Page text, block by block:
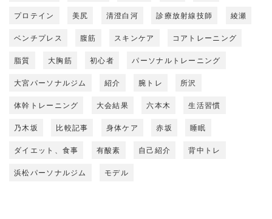
プロテイン 美尻 清澄白河 診療放射線技師 綾瀬
ベンチプレス 腹筋 スキンケア コアトレーニング
脂質 大胸筋 初心者 パーソナルトレーニング
大宮パーソナルジム 紹介 腕トレ 所沢
体幹トレーニング 大会結果 六本木 生活習慣
乃木坂 比較記事 身体ケア 赤坂 睡眠
ダイエット、食事 有酸素 自己紹介 背中トレ
浜松パーソナルジム モデル